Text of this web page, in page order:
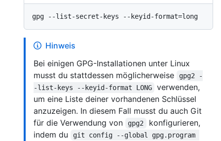
Hinweis
Bei einigen GPG-Installationen unter Linux
musst du stattdessen möglicherweise
gpg2 -
-list-keys --keyid-format LONG
verwenden,
um eine Liste deiner vorhandenen Schlüssel
anzuzeigen. In diesem Fall musst du auch Git
für die Verwendung von
gpg2
konfigurieren,
indem du
git config --global gpg.program